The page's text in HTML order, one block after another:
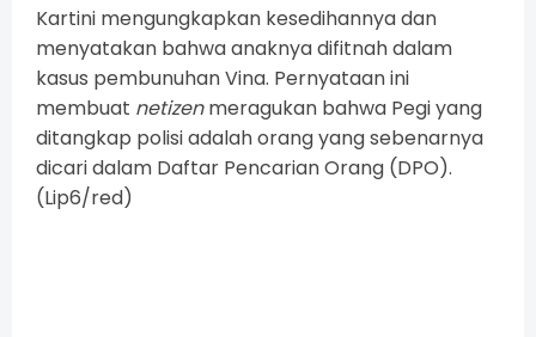
Kartini mengungkapkan kesedihannya dan
menyatakan bahwa anaknya difitnah dalam
kasus pembunuhan Vina. Pernyataan ini
membuat netizenmeragukan bahwa Pegi yang
ditangkap polisi adalah orang yang sebenarnya
dicari dalam Daftar Pencarian Orang (DPO).
(Lip6/red)